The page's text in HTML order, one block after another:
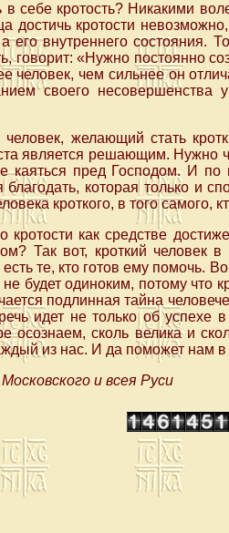
себе кротость? Никакими
достичь кротости
его внутреннего состояния.
говорит: «Нужно постоянно
человек, чем сильнее он
своего несовершенства
желающий стать
является решающим. Нужно
каяться пред Господом. И
которая только и
кроткого, в того самого,
кротости как средстве
Так вот, кроткий человек
те, кто готов ему помочь.
не будет одиноким, потому что
подлинная тайна
идет не только об успехе
осознаем, сколь велика и
из нас. И да поможет нам
и всея Руси